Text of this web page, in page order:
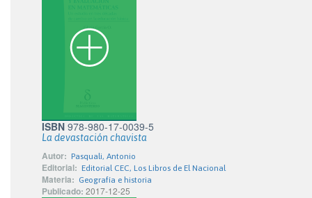
ISBN 978-980-17-0039-5
La devastación chavista
Autor: Pasquali, Antonio
Editorial: Editorial CEC, Los Libros de El Nacional
Materia: Geografía e historia
Publicado: 2017-12-25